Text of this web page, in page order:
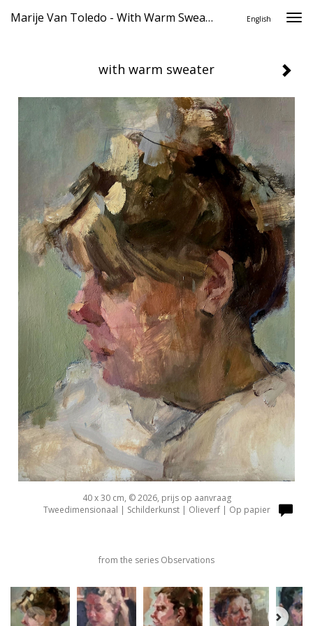
Marije Van Toledo - With Warm Sweater English
with warm sweater
40 x 30 cm, © 2026, prijs op aanvraag
Tweedimensionaal | Schilderkunst | Olieverf | Op papier
from the series Observations